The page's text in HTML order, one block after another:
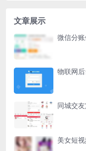
文章展示
微信分
物联网
同城交
美女短